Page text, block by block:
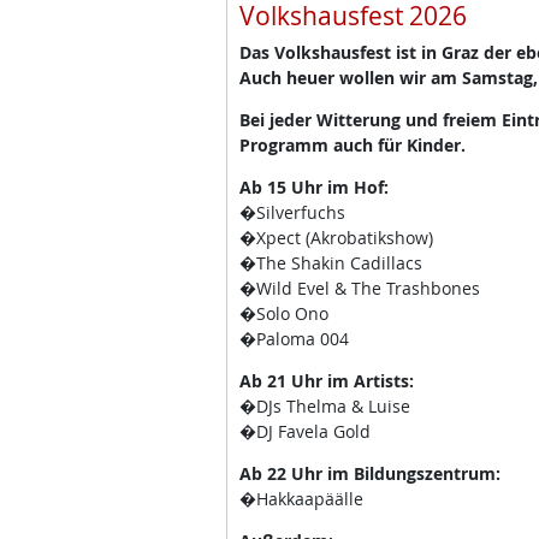
Volkshausfest 2026
Das Volkshausfest ist in Graz der
Auch heuer wollen wir am
Bei jeder Witterung und freiem
Programm auch für Kinder.
Ab 15 Uhr im Hof:
�Silverfuchs
�Xpect (Akrobatikshow)
�The Shakin Cadillacs
�Wild Evel & The Trashbones
�Solo Ono
�Paloma 004
Ab 21 Uhr im Artists:
�DJs Thelma & Luise
�DJ Favela Gold
Ab 22 Uhr im Bildungszentrum:
�Hakkaapäälle